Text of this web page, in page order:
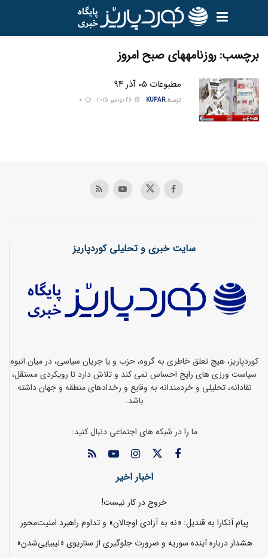
برچسب:روزنامههای صبح امروز
مطبوعات ۰۵ آذر ۹۴
توسط KUPAR
سایت خبری و تحلیلی کوردپاریز
کوردپاریز، هیچ تعلق خاطری به گروه، حزب و یا جریان سیاسی، در میان انبوه
سیاست ورزی های رایج احساس نمی کند و تلاش دارد تا رویکردی مستقل،
نقادانه، تحلیلی و خردمندانه به وقایع و رخدادهای منطقه و جهان داشته
باشد.
ما را در شبکه های اجتماعی دنبال کنید:
اخبار اخیر
خروج در کار نیست!
پیام آنکارا به قندیل: «نه به آزادی اوجالان» و تداوم راهبرد امنیت‌محور
هشدار درباره آینده سوریه و ضرورت جلوگیری از سناریوی «لیبیایی‌شدن»